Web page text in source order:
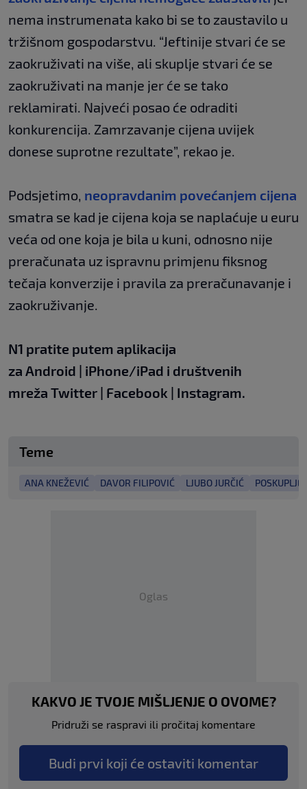
nema instrumenata kako bi se to zaustavilo u
tržišnom gospodarstvu. “Jeftinije stvari će se
zaokruživati na više, ali skuplje stvari će se
zaokruživati na manje jer će se tako
reklamirati. Najveći posao će odraditi
konkurencija. Zamrzavanje cijena uvijek
donese suprotne rezultate”, rekao je.
Podsjetimo, neopravdanim povećanjem cijena
smatra se kad je cijena koja se naplaćuje u euru
veća od one koja je bila u kuni, odnosno nije
preračunata uz ispravnu primjenu fiksnog
tečaja konverzije i pravila za preračunavanje i
zaokruživanje.
N1 pratite putem aplikacija
za Android | iPhone/iPad i društvenih
mreža Twitter | Facebook | Instagram.
Teme
ANA KNEŽEVIĆ DAVOR FILIPOVIĆ LJUBO JURČIĆ
Oglas
KAKVO JE TVOJE MIŠLJENJE O OVOME?
Pridruži se raspravi ili pročitaj komentare
Budi prvi koji će ostaviti komentar